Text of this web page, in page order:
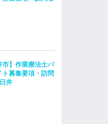
市】作業療法士パ
ト募集要項・訪問
井